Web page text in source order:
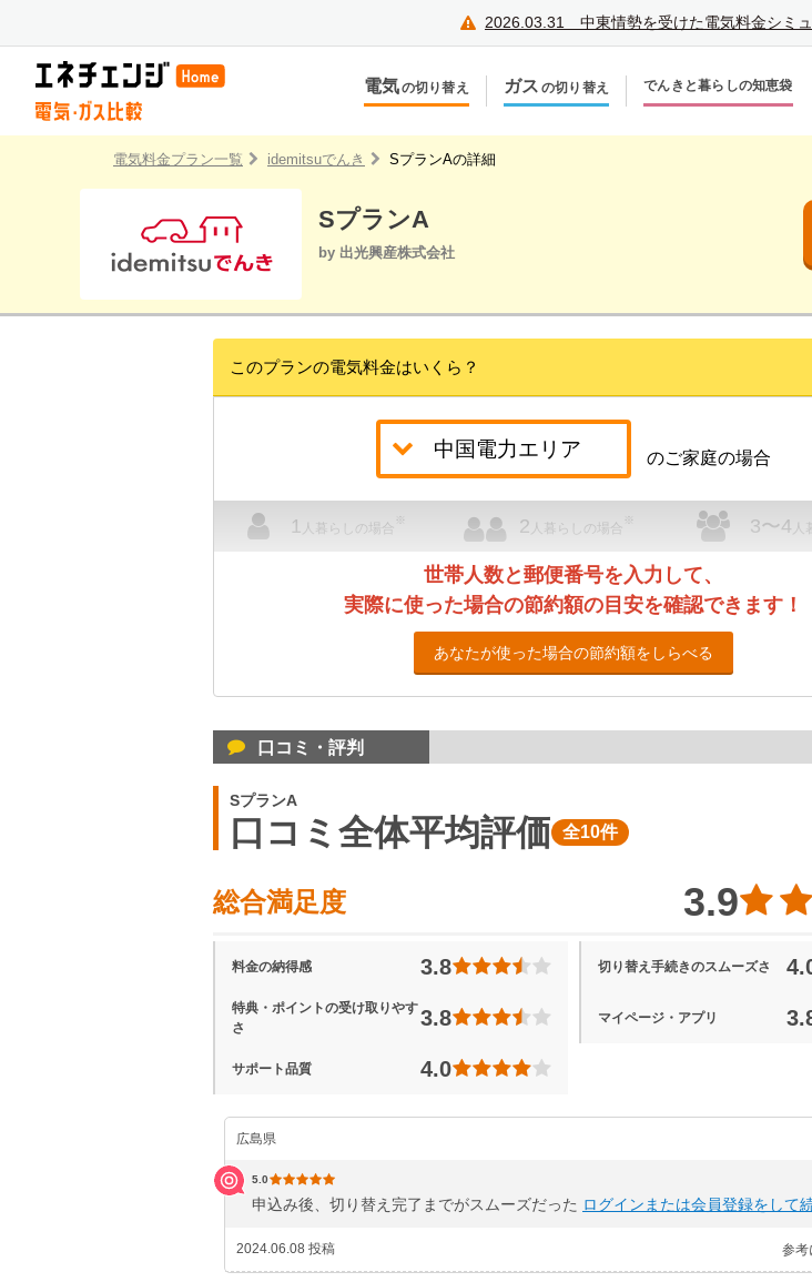
2026.03.31 中東情勢を受けた電気料金シミ
電気の切り替え
引越しで新しく申し込み
ガス の切り替え
引越しで新しく申し込み
でんきと暮らしの知恵袋
電気料金プラン一覧 idemitsuでんき SプランAの詳細
SプランA
by 出光興産株式会社
このプランの電気料金はいくら？
のご家庭の場合
1 人暮らしの場合
※ 2 人暮らしの場合
※ 3〜4 人
世帯人数と郵便番号を入力して、
実際に使った場合の節約額の目安を確認できます！
あなたが使った場合の節約額をしらべる
口コミ・評判
SプランA
口コミ全体平均評価 全10件
総合満足度 3.9
料金の納得感 3.8 切り替え手続きのスムーズさ
特典・ポイントの受け取りやす
さ
3.8 マイページ・アプリ
サポート品質 4.0
広島県
5.0
申込み後、切り替え完了までがスムーズだった ログインまたは会員登録をして
2024.06.08 投稿 参考